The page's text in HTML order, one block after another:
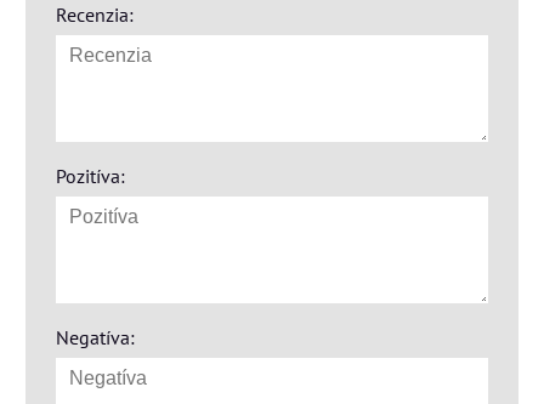
Recenzia:
Pozitíva:
Negatíva: